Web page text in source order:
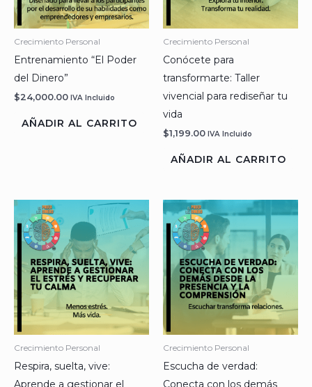
Crecimiento Personal
Entrenamiento “El Poder
del Dinero”
$24,000.00 IVA Incluido
AÑADIR AL CARRITO
Crecimiento Personal
Conócete para
transformarte: Taller
vivencial para rediseñar tu
vida
$1,199.00 IVA Incluido
AÑADIR AL CARRITO
Crecimiento Personal
Respira, suelta, vive:
Aprende a gestionar el
Crecimiento Personal
Escucha de verdad:
Conecta con los demás